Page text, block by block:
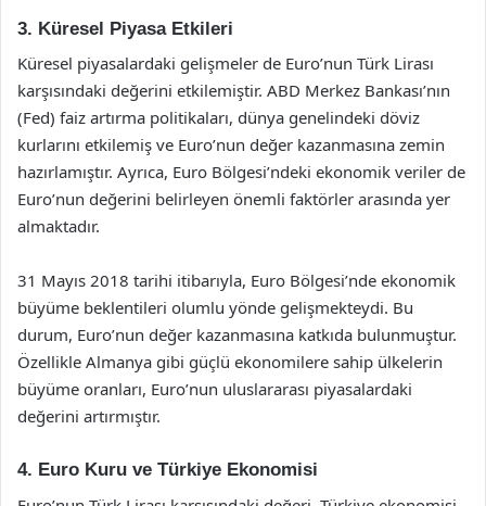
3. Küresel Piyasa Etkileri
Küresel piyasalardaki gelişmeler de Euro’nun Türk Lirası
karşısındaki değerini etkilemiştir. ABD Merkez Bankası’nın
(Fed) faiz artırma politikaları, dünya genelindeki döviz
kurlarını etkilemiş ve Euro’nun değer kazanmasına zemin
hazırlamıştır. Ayrıca, Euro Bölgesi’ndeki ekonomik veriler de
Euro’nun değerini belirleyen önemli faktörler arasında yer
almaktadır.
31 Mayıs 2018 tarihi itibarıyla, Euro Bölgesi’nde ekonomik
büyüme beklentileri olumlu yönde gelişmekteydi. Bu
durum, Euro’nun değer kazanmasına katkıda bulunmuştur.
Özellikle Almanya gibi güçlü ekonomilere sahip ülkelerin
büyüme oranları, Euro’nun uluslararası piyasalardaki
değerini artırmıştır.
4. Euro Kuru ve Türkiye Ekonomisi